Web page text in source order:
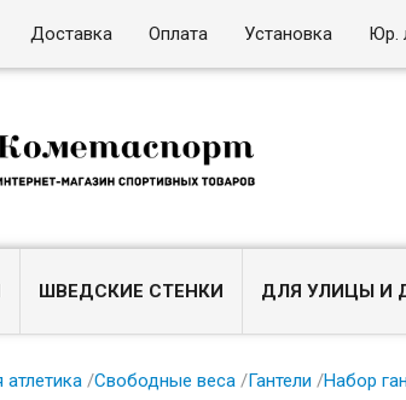
Доставка Оплата Установка Юр.
ШВЕДСКИЕ СТЕНКИ ДЛЯ УЛИЦЫ И
/Свободные веса /Гантели /Набор